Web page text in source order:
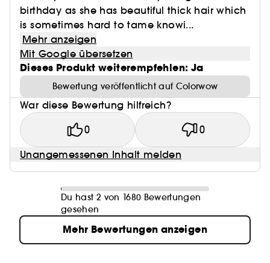
birthday as she has beautiful thick hair which
is sometimes hard to tame knowi...
Mehr anzeigen
Mit Google übersetzen
Dieses Produkt weiterempfehlen: Ja
Bewertung veröffentlicht auf Colorwow
War diese Bewertung hilfreich?
0 0
Unangemessenen Inhalt melden
Du hast 2 von 1680 Bewertungen
gesehen
Mehr Bewertungen anzeigen